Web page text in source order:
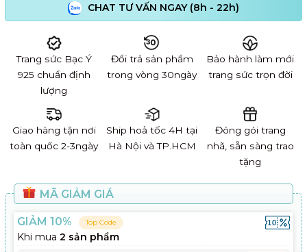
CHAT TƯ VẤN NGAY (8h - 22h)
Trang sức Bạc Ý
925 chuẩn định
lượng
Đổi trả sản phẩm
trong vòng 30ngày
Bảo hành làm mới
trang sức trọn đời
Giao hàng tận nơi
toàn quốc 2-3ngày
Ship hoả tốc 4H tại
Hà Nội và TP.HCM
Đóng gói trang
nhã, sẵn sàng trao
tặng
MÃ GIẢM GIÁ
GIẢM 10% Top Code
Khi mua 2 sản phẩm